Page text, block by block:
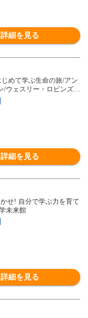
詳細を見る
めて学ぶ生命の旅/アン
/ウェスリー・ロビンズ/
詳細を見る
せ! 自分で学ぶ力を育て
未来館
詳細を見る